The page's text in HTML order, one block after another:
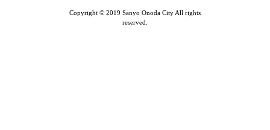
Copyright © 2019 Sanyo Onoda City All rights
reserved.